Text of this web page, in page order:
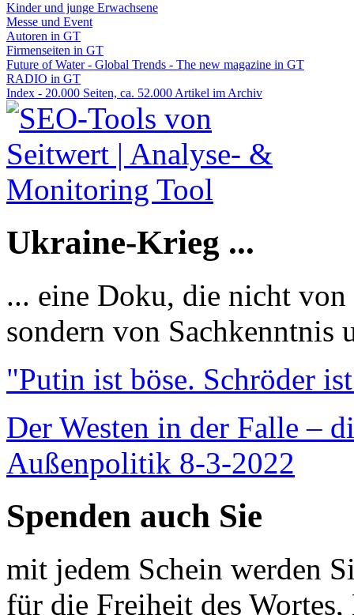
Kinder und junge Erwachsene
Messe und Event
Autoren in GT
Firmenseiten in GT
Future of Water - Global Trends - The new magazine in GT
RADIO in GT
Index - 20.000 Seiten, ca. 52.000 Artikel im Archiv
Ukraine-Krieg ...
... eine Doku, die nicht
sondern von Sachkenntnis
"Putin ist böse. Schröder
Der Westen in der Falle –
Außenpolitik 8-3-2022
Spenden auch Sie
mit jedem Schein werden
für die Freiheit des